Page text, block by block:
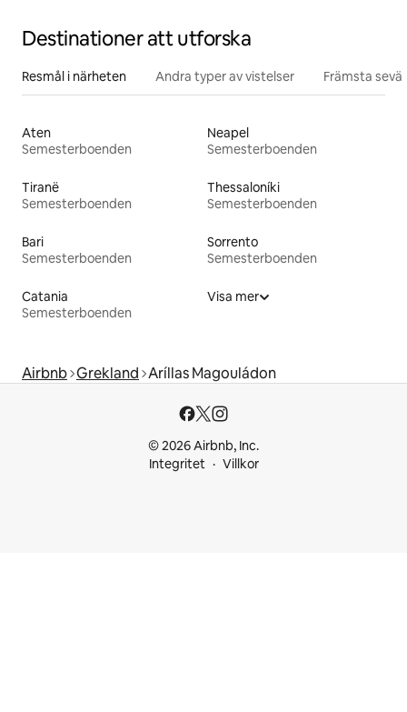
Destinationer att utforska
Resmål i närheten Andra typer av vistelser Främsta
Aten
Semesterboenden
Neapel
Semesterboenden
Tiranë
Semesterboenden
Thessaloníki
Semesterboenden
Bari
Semesterboenden
Sorrento
Semesterboenden
Catania
Semesterboenden
Visa mer
Airbnb Grekland Aríllas Magouládon
© 2026 Airbnb, Inc.
Integritet
Villkor